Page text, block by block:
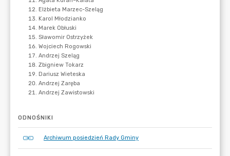
ODNOŚNIKI
Archiwum posiedzień Rady Gminy